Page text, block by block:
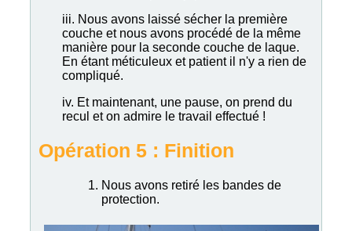
iii. Nous avons laissé sécher la première
couche et nous avons procédé de la même
manière pour la seconde couche de laque.
En étant méticuleux et patient il n'y a rien de
compliqué.
iv. Et maintenant, une pause, on prend du
recul et on admire le travail effectué !
Opération 5 : Finition
Nous avons retiré les bandes de
protection.